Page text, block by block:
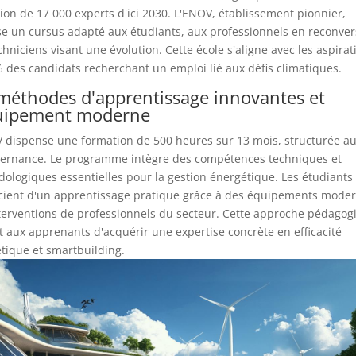
de 17 000 experts d'ici 2030. L'ENOV, établissement pionnier,
un cursus adapté aux étudiants, aux professionnels en
visant une évolution. Cette école s'aligne avec les
des candidats recherchant un emploi lié aux défis climatiques.
d'apprentissage innovantes et
moderne
dispense une formation de 500 heures sur 13 mois, structurée
Le programme intègre des compétences techniques et
essentielles pour la gestion énergétique. Les étudiants
d'un apprentissage pratique grâce à des équipements
de professionnels du secteur. Cette approche
aux apprenants d'acquérir une expertise concrète en efficacité
et smartbuilding.